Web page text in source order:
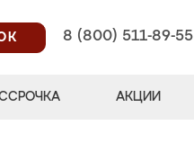
8 (800) 511-89-55
АКЦИИ